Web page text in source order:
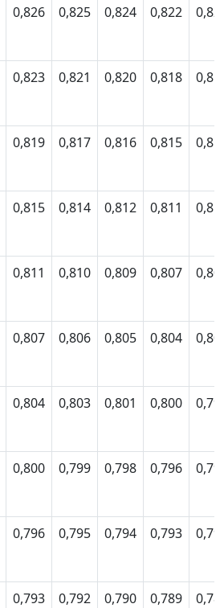
0,826 0,825 0,824 0,822
0,823 0,821 0,820 0,818
0,819 0,817 0,816 0,815
0,815 0,814 0,812 0,811
0,811 0,810 0,809 0,807
0,807 0,806 0,805 0,804
0,804 0,803 0,801 0,800
0,800 0,799 0,798 0,796
0,796 0,795 0,794 0,793
0,793 0,792 0,790 0,789